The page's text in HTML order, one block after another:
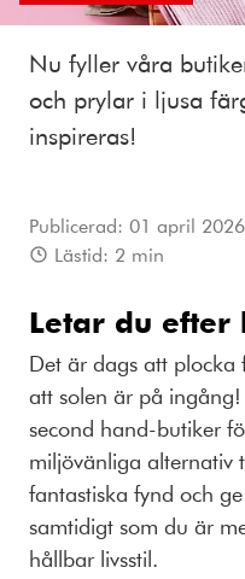
Nu fyller våra
och prylar i ljusa
inspireras!
Publicerad: 01 april 2026
Lästid: 2 min
Letar du
Det är dags att
att solen är på
second hand-butiker
miljövänliga alternativ
fantastiska fynd och
samtidigt som du är
hållbar livsstil.